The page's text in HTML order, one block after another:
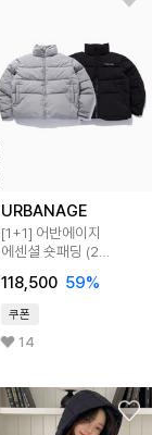
URBANAGE
[1+1] 어반에이지
에센셜 숏패딩 (2
118,500 59%
쿠폰
14